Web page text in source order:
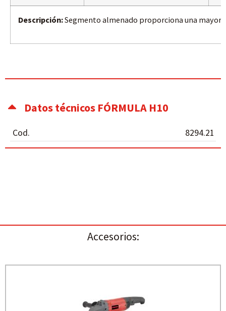
Descripción:Segmento almenado proporciona una mayor
Datos técnicos FÓRMULA H10
Cod. 8294.21
Accesorios: